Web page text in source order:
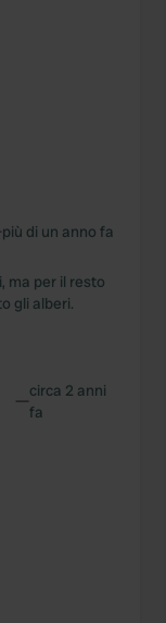
più di un anno fa
ma per il resto
gli alberi.
—circa 2 anni
fa